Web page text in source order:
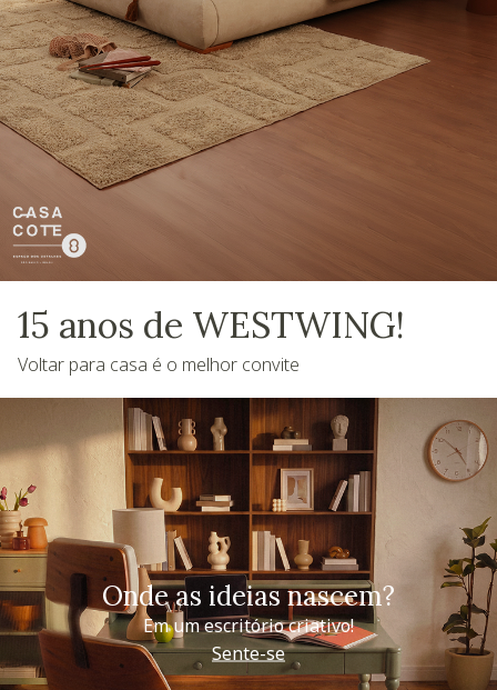
15 anos de WESTWING!
Voltar para casa é o melhor convite
Onde as ideias nascem?
Em um escritório criativo!
Sente-se